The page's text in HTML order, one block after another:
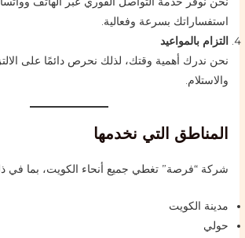
استفساراتك بسرعة وفعالية.
التزام بالمواعيد
نحن ندرك أهمية وقتك، لذلك نحرص دائمًا على
والاستلام.
المناطق التي نخدمها
شركة “فرصة” تغطي جميع أنحاء الكويت، بما في
مدينة الكويت
حولي